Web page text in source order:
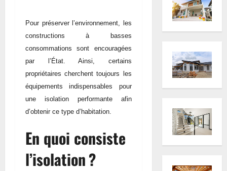
Pour préserver l’environnement, les
constructions à basses
consommations sont encouragées
par l’État. Ainsi, certains
propriétaires cherchent toujours les
équipements indispensables pour
une isolation performante afin
d’obtenir ce type d’habitation.
En quoi consiste
l’isolation ?